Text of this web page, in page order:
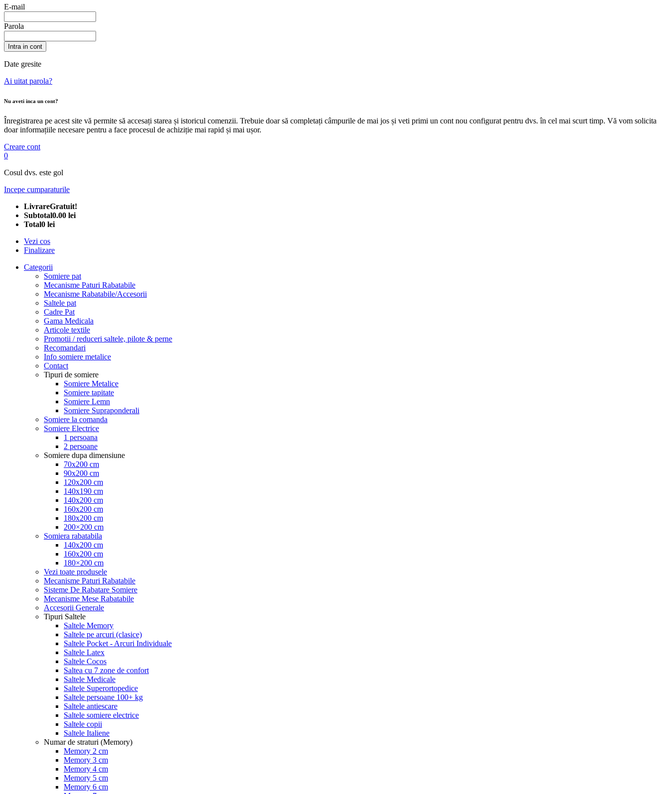
E-mail
Parola
Intra in cont
Date gresite
Ai uitat parola?
Nu aveti inca un cont?
Înregistrarea pe acest site vă permite să accesați starea și istoricul comenzii. Trebuie doar să completați câmpurile de mai jos și veti primi un cont nou configurat pentru dvs. în cel mai scurt timp. Vă vom solicita
doar informațiile necesare pentru a face procesul de achiziție mai rapid și mai ușor.
Creare cont
0
Cosul dvs. este gol
Incepe cumparaturile
LivrareGratuit!
Subtotal0.00 lei
Total0 lei
Vezi cos
Finalizare
Categorii
Somiere pat
Mecanisme Paturi Rabatabile
Mecanisme Rabatabile/Accesorii
Saltele pat
Cadre Pat
Gama Medicala
Articole textile
Promotii / reduceri saltele, pilote & perne
Recomandari
Info somiere metalice
Contact
Tipuri de somiere
Somiere Metalice
Somiere tapitate
Somiere Lemn
Somiere Supraponderali
Somiere la comanda
Somiere Electrice
1 persoana
2 persoane
Somiere dupa dimensiune
70x200 cm
90x200 cm
120x200 cm
140x190 cm
140x200 cm
160x200 cm
180x200 cm
200×200 cm
Somiera rabatabila
140x200 cm
160x200 cm
180×200 cm
Vezi toate produsele
Mecanisme Paturi Rabatabile
Sisteme De Rabatare Somiere
Mecanisme Mese Rabatabile
Accesorii Generale
Tipuri Saltele
Saltele Memory
Saltele pe arcuri (clasice)
Saltele Pocket - Arcuri Individuale
Saltele Latex
Saltele Cocos
Saltea cu 7 zone de confort
Saltele Medicale
Saltele Superortopedice
Saltele persoane 100+ kg
Saltele antiescare
Saltele somiere electrice
Saltele copii
Saltele Italiene
Numar de straturi (Memory)
Memory 2 cm
Memory 3 cm
Memory 4 cm
Memory 5 cm
Memory 6 cm